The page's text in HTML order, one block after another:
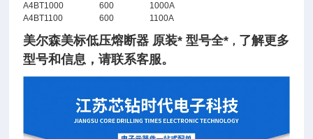
A4BT1000
600
1000A
A4BT1100
600 1100A
美尔森美标低压熔断器 原装* 型号全* ， 了解更多
型号和信息，请联系客服。